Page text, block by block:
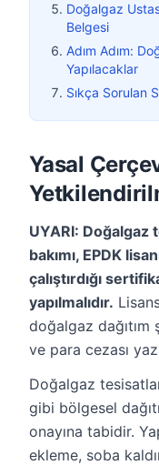
Doğalgaz
Belgesi
Adım Adım:
Yapılacaklar
Sıkça Sorulan
Yasal
UYARI: Doğalgaz
bakımı, EPDK
çalıştırdığı
yapılmalıdır.
doğalgaz dağıtım
ve para cezası
Doğalgaz
gibi bölgesel
onayına tabidir.
ekleme, soba